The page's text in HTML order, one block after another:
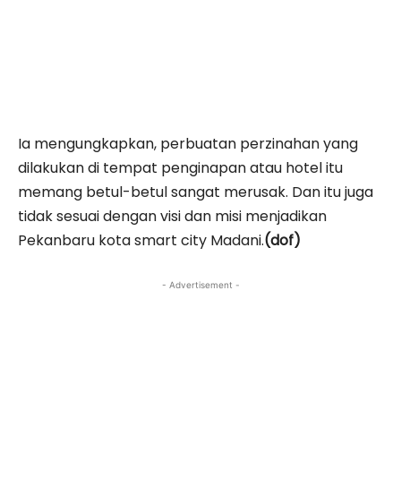
Ia mengungkapkan, perbuatan perzinahan yang
dilakukan di tempat penginapan atau hotel itu
memang betul-betul sangat merusak. Dan itu juga
tidak sesuai dengan visi dan misi menjadikan
Pekanbaru kota smart city Madani.(dof)
- Advertisement -